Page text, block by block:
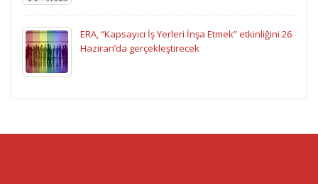
ERA, “Kapsayıcı İş Yerleri İnşa Etmek” etkinliğini 26
Haziran’da gerçekleştirecek